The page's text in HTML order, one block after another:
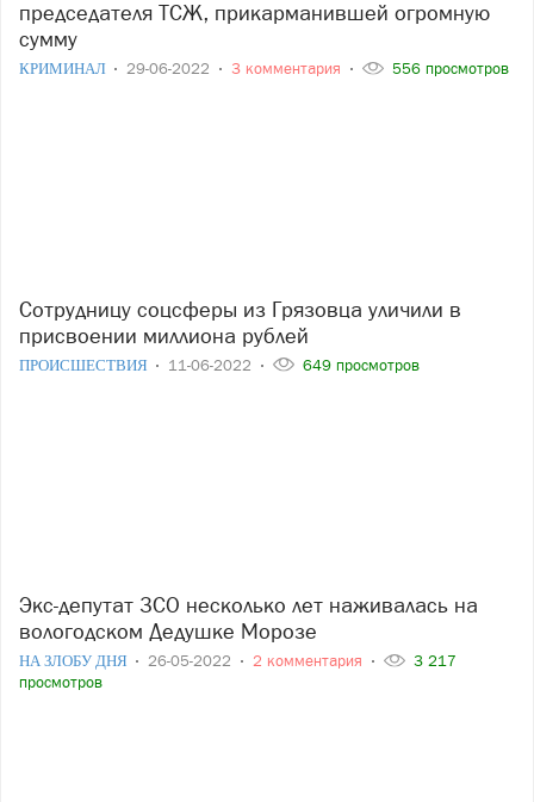
председателя ТСЖ, прикарманившей огромную
сумму
КРИМИНАЛ 29-06-2022 3 комментария 556 просмотров
Сотрудницу соцсферы из Грязовца уличили в
присвоении миллиона рублей
ПРОИСШЕСТВИЯ 11-06-2022 649 просмотров
Экс-депутат ЗСО несколько лет наживалась на
вологодском Дедушке Морозе
НА ЗЛОБУ ДНЯ 26-05-2022 2 комментария
3 217
просмотров